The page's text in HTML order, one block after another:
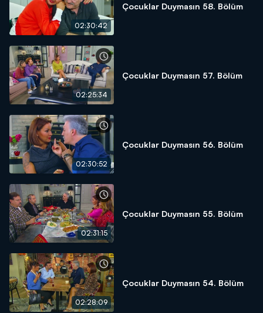
02:30:42
Çocuklar Duymasın 58. Bölüm
02:25:34
Çocuklar Duymasın 57. Bölüm
02:30:52
Çocuklar Duymasın 56. Bölüm
02:31:15
Çocuklar Duymasın 55. Bölüm
02:28:09
Çocuklar Duymasın 54. Bölüm